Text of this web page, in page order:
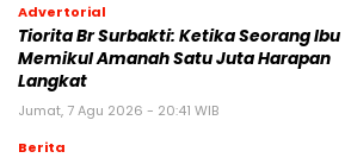
Advertorial
Tiorita Br Surbakti: Ketika Seorang Ibu
Memikul Amanah Satu Juta Harapan
Langkat
Jumat, 7 Agu 2026 - 20:41 WIB
Berita